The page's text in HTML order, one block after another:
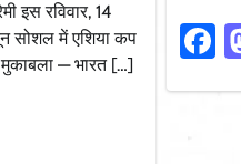
इस रविवार, 14
सोशल में एशिया कप
— भारत […]